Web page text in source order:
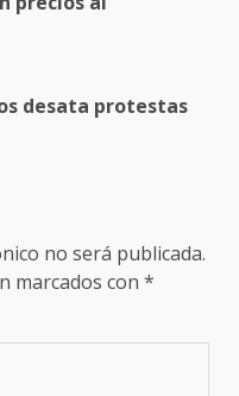
desata protestas
no será publicada.
marcados con *